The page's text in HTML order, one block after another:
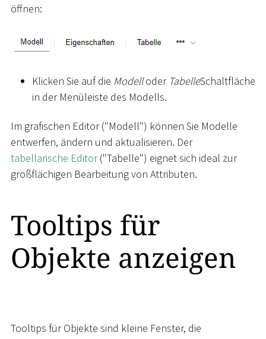
öffnen:
Klicken Sie auf die Modelloder TabelleSchaltfläche
in der Menüleiste des Modells.
Im grafischen Editor ("Modell") können Sie Modelle
entwerfen, ändern und aktualisieren. Der
tabellarische Editor("Tabelle") eignet sich ideal zur
großflächigen Bearbeitung von Attributen.
Tooltips für
Objekte anzeigen
Tooltips für Objekte sind kleine Fenster, die